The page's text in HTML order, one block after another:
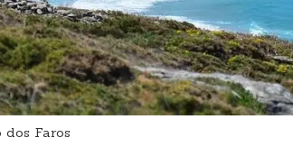
Faros